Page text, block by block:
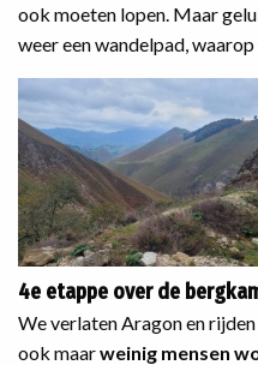
ook moeten lopen. Maar
weer een wandelpad,
4e etappe over de
We verlaten Aragon en
ook maarweinig mensen